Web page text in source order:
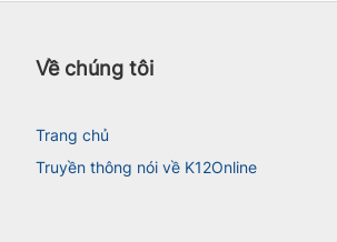
Về chúng tôi
Trang chủ
Truyền thông nói về K12Online